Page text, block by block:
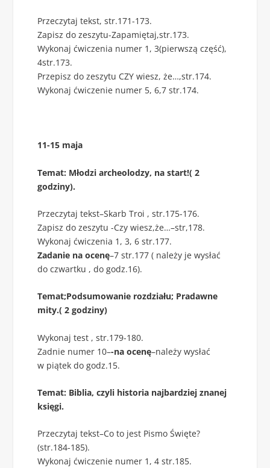
Przeczytaj tekst, str.171-173.
Zapisz do zeszytu-Zapamiętaj,str.173.
Wykonaj ćwiczenia numer 1, 3(pierwszą część),
4str.173.
Przepisz do zeszytu CZY wiesz, że…,str.174.
Wykonaj ćwiczenie numer 5, 6,7 str.174.
11-15 maja
Temat: Młodzi archeolodzy, na start!( 2
godziny).
Przeczytaj tekst–Skarb Troi , str.175-176.
Zapisz do zeszytu -Czy wiesz,że…–str,178.
Wykonaj ćwiczenia 1, 3, 6 str.177.
Zadanie na ocenę–7 str.177 ( należy je wysłać
do czwartku , do godz.16).
Temat;Podsumowanie rozdziału; Pradawne
mity.( 2 godziny)
Wykonaj test , str.179-180.
Zadnie numer 10–-na ocenę–należy wysłać
w piątek do godz.15.
Temat: Biblia, czyli historia najbardziej znanej
księgi.
Przeczytaj tekst–Co to jest Pismo Święte?
(str.184-185).
Wykonaj ćwiczenie numer 1, 4 str.185.